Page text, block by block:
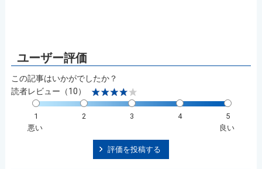
この記事はいかがでしたか？
読者レビュー（10）
1 2 3 4
5
悪い
良い
評価を投稿する